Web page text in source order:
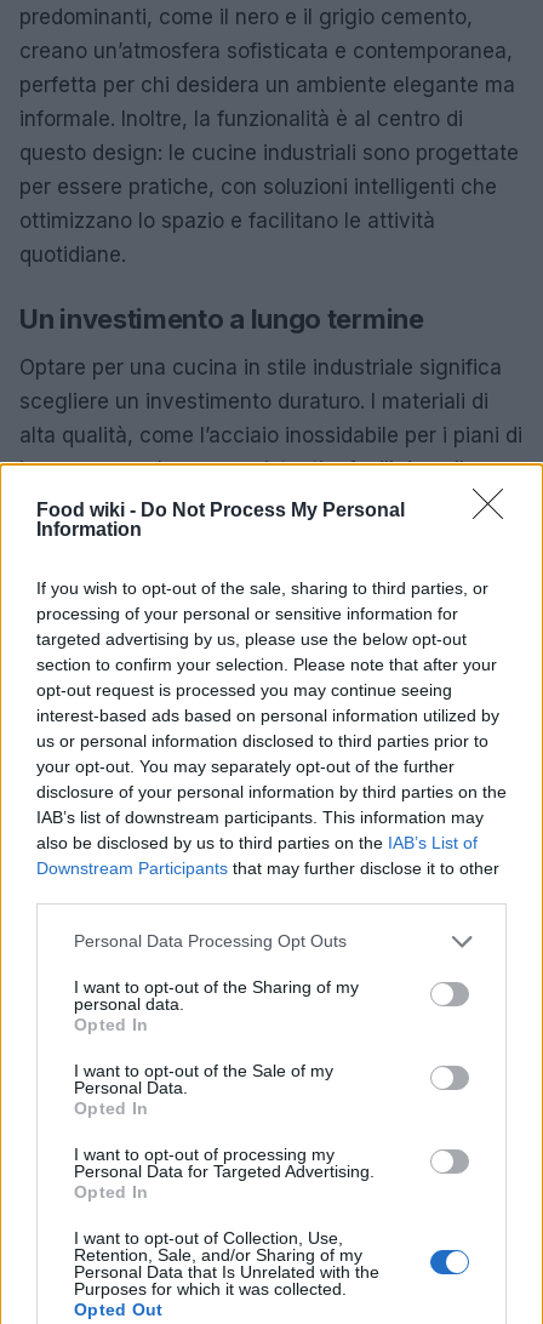
Food wiki - Do Not Process My Personal
Information
If you wish to opt-out of the sale, sharing to third parties, or
processing of your personal or sensitive information for
targeted advertising by us, please use the below opt-out
section to confirm your selection. Please note that after your
opt-out request is processed you may continue seeing
interest-based ads based on personal information utilized by
us or personal information disclosed to third parties prior to
your opt-out. You may separately opt-out of the further
disclosure of your personal information by third parties on the
IAB’s list of downstream participants. This information may
also be disclosed by us to third parties on the IAB’s List of
Downstream Participants that may further disclose it to other
Please note that this website/app uses one or more Google
not limited to your visit or usage behaviour. You may click to
grant or deny consent to Google and its third-party tags to
use your data for below specified purposes in below Google
consent section.
Personal Data Processing Opt Outs
I want to opt-out of the Sharing of my
personal data.
Opted In
I want to opt-out of the Sale of my
Personal Data.
Opted In
I want to opt-out of processing my
Personal Data for Targeted Advertising.
Opted In
I want to opt-out of Collection, Use,
Retention, Sale, and/or Sharing of my
Personal Data that Is Unrelated with the
Purposes for which it was collected.
Opted Out
predominanti, come il nero e il grigio cemento,
creano un’atmosfera sofisticata e contemporanea,
perfetta per chi desidera un ambiente elegante ma
informale. Inoltre, la funzionalità è al centro di
questo design: le cucine industriali sono progettate
per essere pratiche, con soluzioni intelligenti che
ottimizzano lo spazio e facilitano le attività
quotidiane.
Un investimento a lungo termine
Optare per una cucina in stile industriale significa
scegliere un investimento duraturo. I materiali di
alta qualità, come l’acciaio inossidabile per i piani di
lavoro, non solo sono resistenti e facili da pulire,
ma migliorano anche con il passare del tempo.
Questo stile, infatti, è concepito per invecchiare
funzionalità. La combinazione di legno e metallo, ad
esempio, non solo è esteticamente gradevole, ma
offre anche una versatilità che permette di
personalizzare ogni ambiente secondo i propri gusti
e necessità.
Minimalismo e praticità
La tendenza verso il minimalismo è un altro aspetto
integrano perfettamente in spazi moderni. Questa
scelta non solo facilita la manutenzione, ma
contribuisce anche a creare un’atmosfera
massimizzare la funzionalità sono sempre più
richieste, rendendo le cucine industriali una scelta
ideale per chi cerca un equilibrio tra bellezza e
praticità.